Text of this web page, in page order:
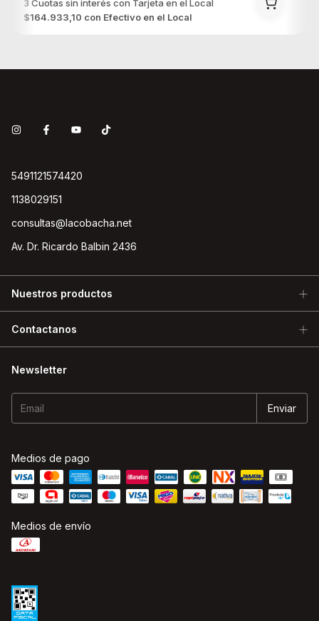
$164.933,10 con Efectivo en el Local
5491121574420
1138029151
consultas@lacobacha.net
Av. Dr. Ricardo Balbin 2436
Nuestros productos
Contactanos
Newsletter
Medios de pago
Medios de envío